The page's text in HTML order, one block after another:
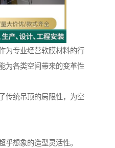
为专业经营软膜材料的行
为各类空间带来的变革性
传统吊顶的局限性，为空
乎想象的造型灵活性。